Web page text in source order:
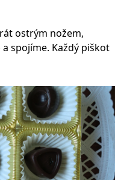
ostrým nožem,
spojíme. Každý piškot